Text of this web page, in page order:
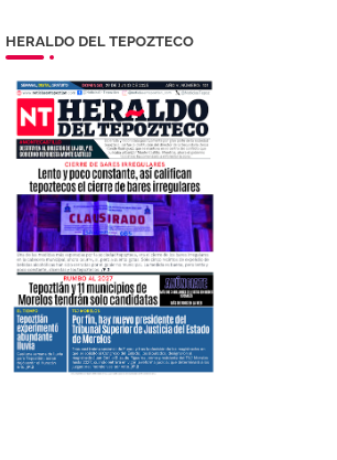
HERALDO DEL TEPOZTECO